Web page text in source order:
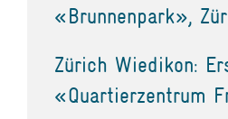
«Brunnenpark»,
Zürich Wiedikon:
«Quartierzentrum